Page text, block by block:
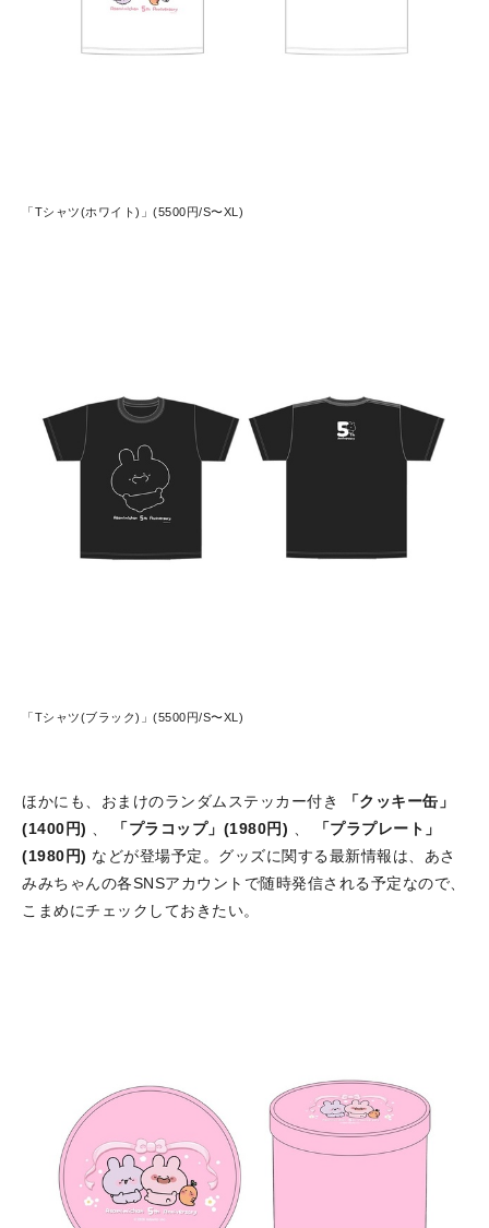
「Tシャツ(ホワイト)」(5500円/S〜XL)
「Tシャツ(ブラック)」(5500円/S〜XL)
ほかにも、おまけのランダムステッカー付き
「クッキー缶」
(1400円) 、 「プラコップ」(1980円) 、
「プラプレート」
(1980円) などが登場予定。グッズに関する最新情報は、あさ
みみちゃんの各SNSアカウントで随時発信される予定なので、
こまめにチェックしておきたい。